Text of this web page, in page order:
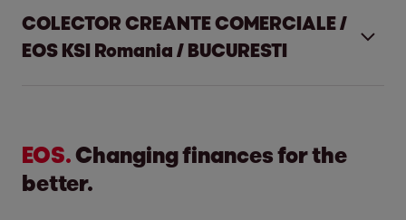
COLECTOR CREANTE COMERCIALE /
EOS KSI Romania / BUCURESTI
EOS.Changing finances for the
better.